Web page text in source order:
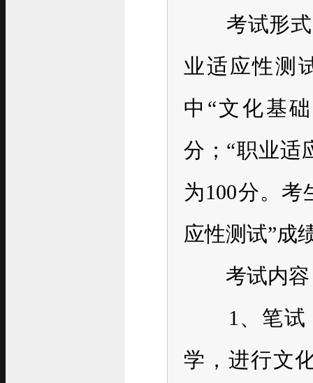
考试形式
业适应性测
中“文化基
分；“职业适
为100分。考
应性测试”成
考试内容
1、笔试（
学，进行文